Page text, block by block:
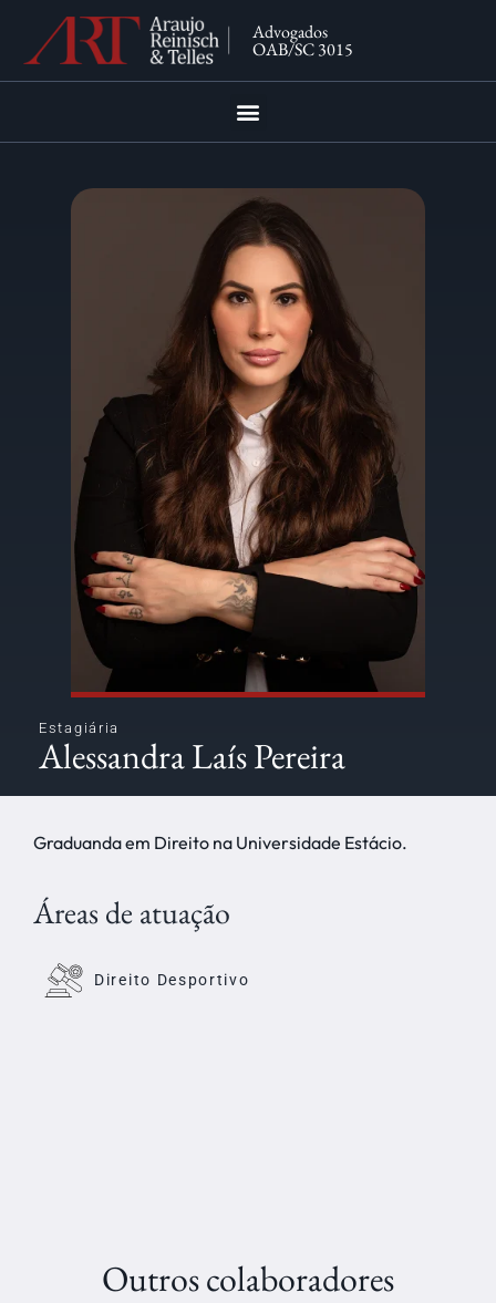
Advogados
OAB/SC 3015
Estagiária
Alessandra Laís Pereira
Graduanda em Direito na Universidade Estácio.
Áreas de atuação
Direito Desportivo
Outros colaboradores